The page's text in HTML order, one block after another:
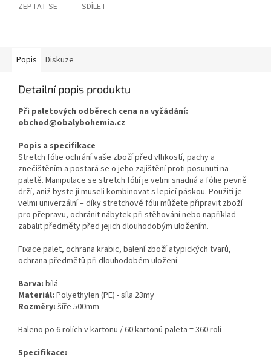
ZEPTAT SE SDÍLET
Popis Diskuze
Detailní popis produktu
Při paletových odběrech cena na vyžádání:
obchod@obalybohemia.cz
Popis a specifikace
Stretch fólie ochrání vaše zboží před vlhkostí, pachy a
znečištěním a postará se o jeho zajištění proti posunutí na
paletě. Manipulace se stretch fólií je velmi snadná a fólie pevně
drží, aniž byste ji museli kombinovat s lepicí páskou. Použití je
velmi univerzální – díky stretchové fólii můžete připravit zboží
pro přepravu, ochránit nábytek při stěhování nebo například
zabalit předměty před jejich dlouhodobým uložením.
Fixace palet, ochrana krabic, balení zboží atypických tvarů,
ochrana předmětů při dlouhodobém uložení
Barva: bílá
Materiál: Polyethylen (PE) - síla 23my
Rozměry: šíře 500mm
Baleno po 6 rolích v kartonu / 60 kartonů paleta = 360 rolí
Specifikace: